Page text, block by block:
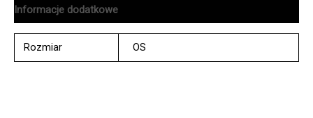
Informacje dodatkowe
Rozmiar OS